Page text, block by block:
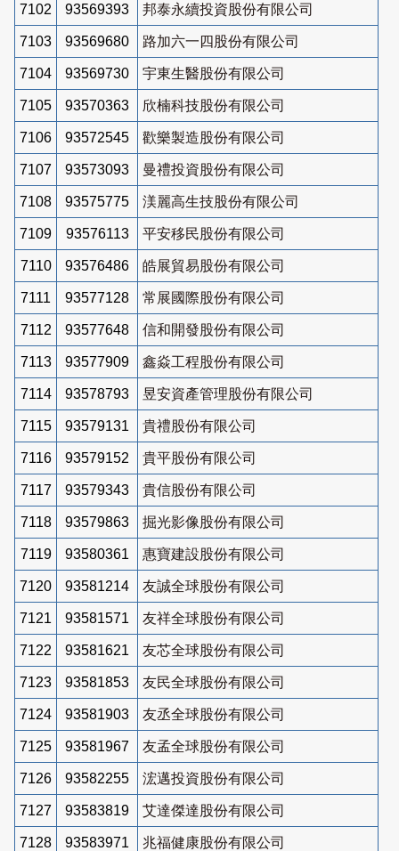
7102 93569393 邦泰永續投資股份有限公司
7103 93569680 路加六一四股份有限公司
7104 93569730 宇東生醫股份有限公司
7105 93570363 欣楠科技股份有限公司
7106 93572545 歡樂製造股份有限公司
7107 93573093 曼禮投資股份有限公司
7108 93575775 渼麗高生技股份有限公司
7109 93576113 平安移民股份有限公司
7110 93576486 皓展貿易股份有限公司
7111 93577128 常展國際股份有限公司
7112 93577648 信和開發股份有限公司
7113 93577909 鑫焱工程股份有限公司
7114 93578793 昱安資產管理股份有限公司
7115 93579131 貴禮股份有限公司
7116 93579152 貴平股份有限公司
7117 93579343 貴信股份有限公司
7118 93579863 掘光影像股份有限公司
7119 93580361 惠寶建設股份有限公司
7120 93581214 友誠全球股份有限公司
7121 93581571 友祥全球股份有限公司
7122 93581621 友芯全球股份有限公司
7123 93581853 友民全球股份有限公司
7124 93581903 友丞全球股份有限公司
7125 93581967 友孟全球股份有限公司
7126 93582255 浤邁投資股份有限公司
7127 93583819 艾達傑達股份有限公司
7128 93583971 兆福健康股份有限公司